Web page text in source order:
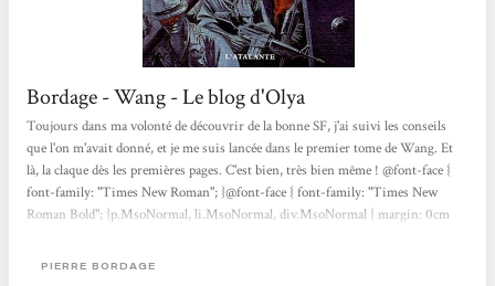
Bordage - Wang - Le blog d'Olya
Toujours dans ma volonté de découvrir de la bonne SF, j'ai suivi les conseils
que l'on m'avait donné, et je me suis lancée dans le premier tome de Wang. Et
là, la claque dès les premières pages. C'est bien, très bien même ! @font-face {
font-family: "Times New Roman"; }@font-face { font-family: "Times New
Roman Bold"; }p.MsoNormal, li.MsoNormal, div.MsoNormal { margin: 0cm
}table.MsoNormalTable { font-size: 10pt; font-family: "Times New Roman"; }d
PIERRE BORDAGE